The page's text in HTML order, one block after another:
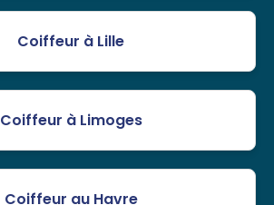
Coiffeur à Lille
Coiffeur à Limoges
Coiffeur au Havre